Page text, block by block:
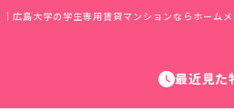
広島大学の学生専用賃貸マンションならホーム
最近見た